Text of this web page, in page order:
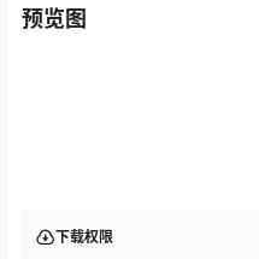
预览图
下载权限